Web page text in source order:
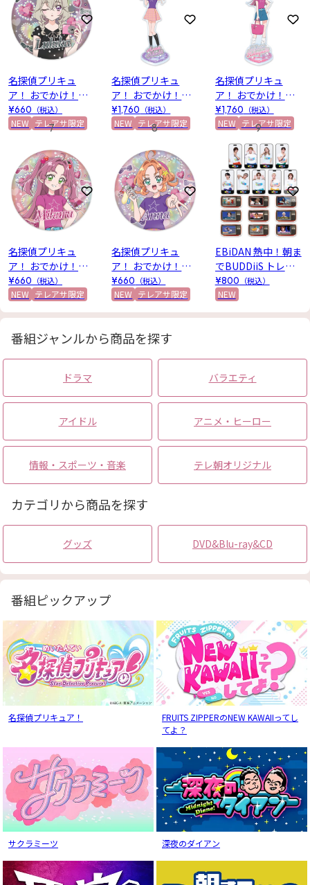
お気に入りに登録
名探偵プリキュ
ア！ おでかけ！プ
リキュアマルシェ
テレビ朝日限定 ホ
(森亜るるか)
¥660 （税込）
NEW テレアサ限定
お気に入りに登録
名探偵プリキュ
ア！ おでかけ！プ
リキュアマルシェ
テレビ朝日限定 ア
智あんな)
¥1,760 （税込）
NEW テレアサ限定
お
名探偵プリキュ
ア！ おでかけ！プ
リキュアマルシェ
テレビ朝日限定 ア
林みくる)
¥1,760 （税込）
NEW テレアサ限定
お気に入りに登録
7
名探偵プリキュ
ア！ おでかけ！プ
リキュアマルシェ
テレビ朝日限定 ホ
ログラム缶バッジ
¥660 （税込）
NEW テレアサ限定
お気に入りに登録
8
名探偵プリキュ
ア！ おでかけ！プ
リキュアマルシェ
テレビ朝日限定 ホ
ログラム缶バッジ
¥660 （税込）
NEW テレアサ限定
お
9
EBiDAN 熱中！朝ま
でBUDDiiS トレー
ディングステッカ
ーセット 全18種
¥800 （税込）
NEW
番組ジャンルから商品を探す
ドラマ バラエティ
アイドル アニメ・ヒーロー
情報・スポーツ・音楽 テレ朝オリジナル
カテゴリから商品を探す
グッズ DVD&Blu-ray&CD
番組ピックアップ
名探偵プリキュア！
FRUITS ZIPPERのNEW KAWAIIってし
てよ？
サクラミーツ 深夜のダイアン